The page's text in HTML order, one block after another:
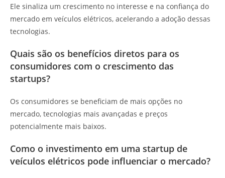
Ele sinaliza um crescimento no interesse e na confiança do
mercado em veículos elétricos, acelerando a adoção dessas
tecnologias.
Quais são os benefícios diretos para os
consumidores com o crescimento das
startups?
Os consumidores se beneficiam de mais opções no
mercado, tecnologias mais avançadas e preços
potencialmente mais baixos.
Como o investimento em uma startup de
veículos elétricos pode influenciar o mercado?